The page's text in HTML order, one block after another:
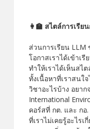
👩‍🏫 สไตล์การเรี
ส่วนการเรียน LLM
โอกาสเราได้เข้าเ
ทำให้เราได้เห็นสไ
ทั้งเนื้อหาที่เราสนใ
วิชาอะไรบ้าง อยา
International
คอร์สที่ กต. และ กอ
ที่เราไม่เคยรู้อะไร